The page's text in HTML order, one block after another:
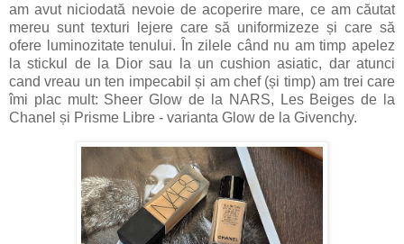
am avut niciodată nevoie de acoperire mare, ce am căutat
mereu sunt texturi lejere care să uniformizeze și care să
ofere luminozitate tenului. În zilele când nu am timp apelez
la stickul de la Dior sau la un cushion asiatic, dar atunci
cand vreau un ten impecabil și am chef (și timp) am trei care
îmi plac mult: Sheer Glow de la NARS, Les Beiges de la
Chanel și Prisme Libre - varianta Glow de la Givenchy.